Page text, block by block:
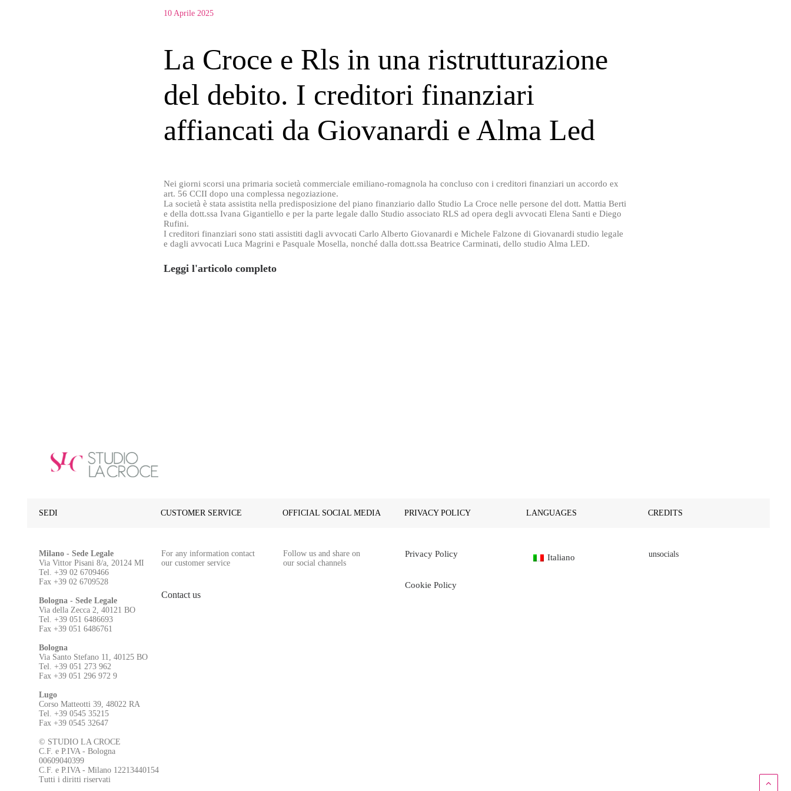
10 Aprile 2025
La Croce e Rls in una ristrutturazione
del debito. I creditori finanziari
affiancati da Giovanardi e Alma Led
Nei giorni scorsi una primaria società commerciale emiliano-romagnola ha concluso con i creditori finanziari un accordo ex
art. 56 CCII dopo una complessa negoziazione.
La società è stata assistita nella predisposizione del piano finanziario dallo Studio La Croce nelle persone del dott. Mattia Berti
e della dott.ssa Ivana Gigantiello e per la parte legale dallo Studio associato RLS ad opera degli avvocati Elena Santi e Diego
Rufini.
I creditori finanziari sono stati assistiti dagli avvocati Carlo Alberto Giovanardi e Michele Falzone di Giovanardi studio legale
e dagli avvocati Luca Magrini e Pasquale Mosella, nonché dalla dott.ssa Beatrice Carminati, dello studio Alma LED.
Leggi l'articolo completo
SEDI CUSTOMER SERVICE OFFICIAL SOCIAL MEDIA PRIVACY POLICY LANGUAGES CREDITS
Milano - Sede Legale
Via Vittor Pisani 8/a, 20124 MI
Tel. +39 02 6709466
Fax +39 02 6709528
Bologna - Sede Legale
Via della Zecca 2, 40121 BO
Tel. +39 051 6486693
Fax +39 051 6486761
Bologna
Via Santo Stefano 11, 40125 BO
Tel. +39 051 273 962
Fax +39 051 296 972 9
Lugo
Corso Matteotti 39, 48022 RA
Tel. +39 0545 35215
Fax +39 0545 32647
© STUDIO LA CROCE
C.F. e P.IVA - Bologna
00609040399
C.F. e P.IVA - Milano 12213440154
Tutti i diritti riservati
For any information contact
our customer service
Contact us
Follow us and share on
our social channels
Privacy Policy
Cookie Policy
Italiano unsocials